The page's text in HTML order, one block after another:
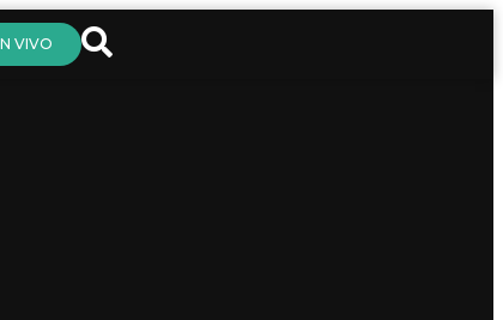
VIVO